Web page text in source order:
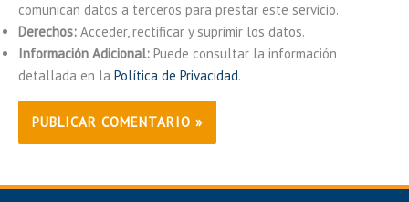
comunican datos a terceros para prestar este servicio.
Derechos: Acceder, rectificar y suprimir los datos.
Información Adicional: Puede consultar la información
detallada en la Política de Privacidad.